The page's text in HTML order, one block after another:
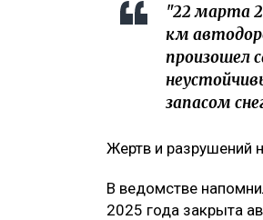
"22 марта
км
произошел
запасом
Жертв и разрушений
В ведомстве
2025 года закрыта